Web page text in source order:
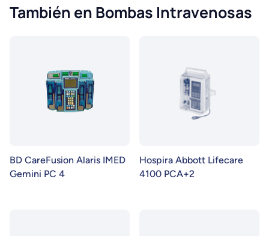
También en Bombas Intravenosas
BD CareFusion Alaris IMED
Gemini PC 4
Hospira Abbott Lifecare
4100 PCA+2